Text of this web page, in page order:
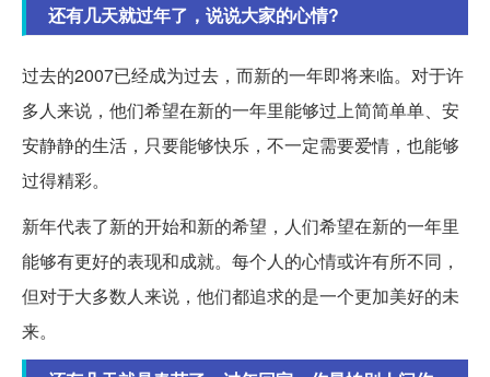
还有几天就过年了，说说大家的心情?
过去的2007已经成为过去，而新的一年即将来临。对于许
多人来说，他们希望在新的一年里能够过上简简单单、安
安静静的生活，只要能够快乐，不一定需要爱情，也能够
过得精彩。
新年代表了新的开始和新的希望，人们希望在新的一年里
能够有更好的表现和成就。每个人的心情或许有所不同，
但对于大多数人来说，他们都追求的是一个更加美好的未
来。